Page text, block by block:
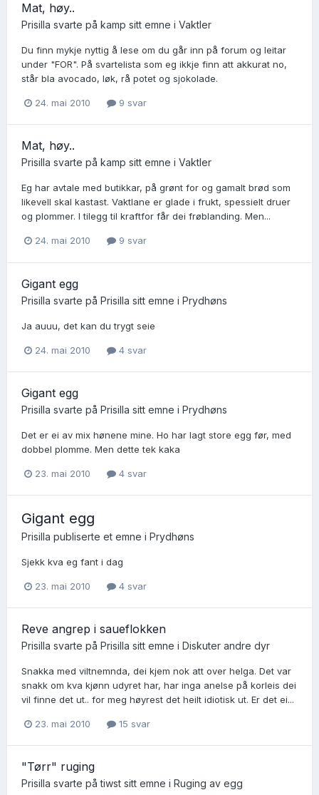
Mat, høy..
Prisilla svarte på kamp sitt emne i Vaktler
Du finn mykje nyttig å lese om du går inn på forum og leitar
under "FOR". På svartelista som eg ikkje finn att akkurat no,
står bla avocado, løk, rå potet og sjokolade.
24. mai 2010 9 svar
Mat, høy..
Prisilla svarte på kamp sitt emne i Vaktler
Eg har avtale med butikkar, på grønt for og gamalt brød som
likevell skal kastast. Vaktlane er glade i frukt, spessielt druer
og plommer. I tilegg til kraftfor får dei frøblanding. Men...
24. mai 2010 9 svar
Gigant egg
Prisilla svarte på Prisilla sitt emne i Prydhøns
Ja auuu, det kan du trygt seie
24. mai 2010 4 svar
Gigant egg
Prisilla svarte på Prisilla sitt emne i Prydhøns
Det er ei av mix hønene mine. Ho har lagt store egg før, med
dobbel plomme. Men dette tek kaka
23. mai 2010 4 svar
Gigant egg
Prisilla publiserte et emne i Prydhøns
Sjekk kva eg fant i dag
23. mai 2010 4 svar
Reve angrep i saueflokken
Prisilla svarte på Prisilla sitt emne i Diskuter andre dyr
Snakka med viltnemnda, dei kjem nok att over helga. Det var
snakk om kva kjønn udyret har, har inga anelse på korleis dei
vil finne det ut.. for meg høyrest det heilt idiotisk ut. Er det ei...
23. mai 2010 15 svar
"Tørr" ruging
Prisilla svarte påtiwst sitt emne i Ruging av egg